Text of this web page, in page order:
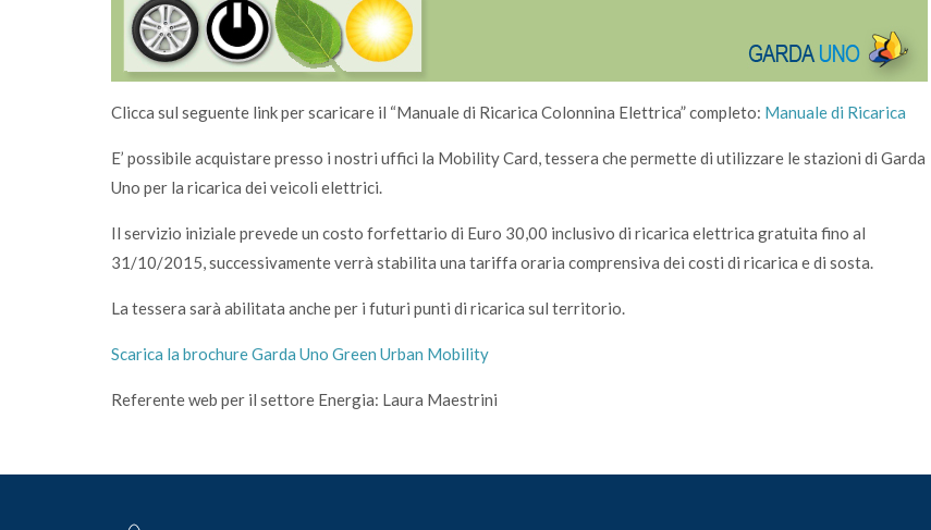
Clicca sul seguente link per scaricare il “Manuale di Ricarica Colonnina Elettrica” completo: Manuale di Ricarica
E’ possibile acquistare presso i nostri uffici la Mobility Card, tessera che permette di utilizzare le stazioni di Garda
Uno per la ricarica dei veicoli elettrici.
Il servizio iniziale prevede un costo forfettario di Euro 30,00 inclusivo di ricarica elettrica gratuita fino al
31/10/2015, successivamente verrà stabilita una tariffa oraria comprensiva dei costi di ricarica e di sosta.
La tessera sarà abilitata anche per i futuri punti di ricarica sul territorio.
Scarica la brochure Garda Uno Green Urban Mobility
Referente web per il settore Energia: Laura Maestrini